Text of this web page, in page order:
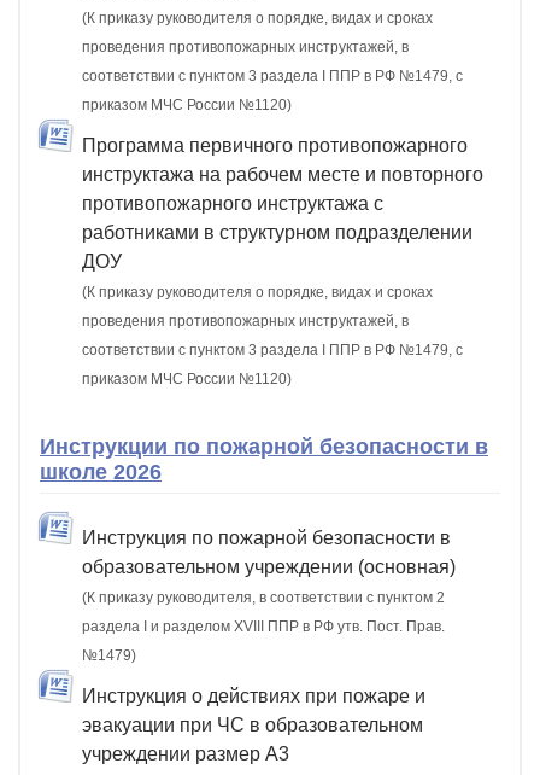
(К приказу руководителя о порядке, видах и сроках
проведения противопожарных инструктажей, в
соответствии с пунктом 3 раздела I ППР в РФ №1479, с
приказом МЧС России №1120)
Программа первичного противопожарного
инструктажа на рабочем месте и повторного
противопожарного инструктажа с
работниками в структурном подразделении
ДОУ
(К приказу руководителя о порядке, видах и сроках
проведения противопожарных инструктажей, в
соответствии с пунктом 3 раздела I ППР в РФ №1479, с
приказом МЧС России №1120)
Инструкции по пожарной безопасности в
школе 2026
Инструкция по пожарной безопасности в
образовательном учреждении (основная)
(К приказу руководителя, в соответствии с пунктом 2
раздела I и разделом XVIII ППР в РФ утв. Пост. Прав.
№1479)
Инструкция о действиях при пожаре и
эвакуации при ЧС в образовательном
учреждении размер А3